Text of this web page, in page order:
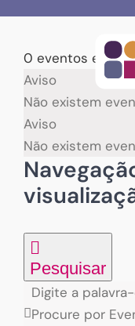
content0 eventos
Eventos
for
06/08/
Aviso
Não existem
Aviso
Não existem
Pesquisar
Digite a
Procure por